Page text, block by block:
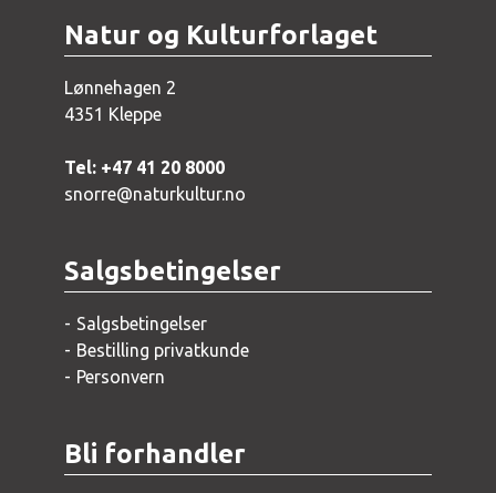
Natur og Kulturforlaget
Lønnehagen 2
4351 Kleppe
Tel: +47 41 20 8000
snorre@naturkultur.no
Salgsbetingelser
Salgsbetingelser
Bestilling privatkunde
Personvern
Bli forhandler